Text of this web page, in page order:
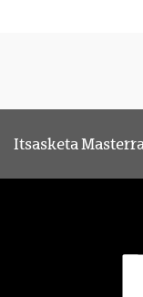
Itsasketa